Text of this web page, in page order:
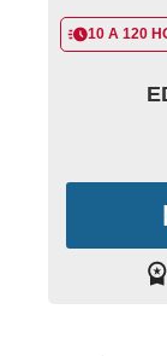
10 A 120